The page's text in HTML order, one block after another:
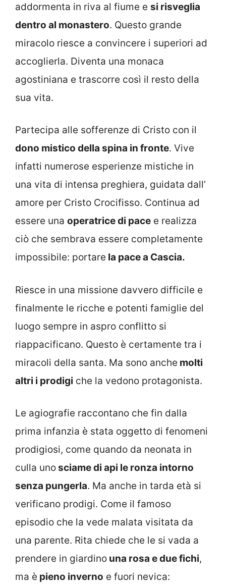
addormenta in riva al fiume e si risveglia
dentro al monastero. Questo grande
miracolo riesce a convincere i superiori ad
accoglierla. Diventa una monaca
agostiniana e trascorre così il resto della
sua vita.
Partecipa alle sofferenze di Cristo con il
dono mistico della spina in fronte. Vive
infatti numerose esperienze mistiche in
una vita di intensa preghiera, guidata dall’
amore per Cristo Crocifisso. Continua ad
essere una operatrice di pace e realizza
ciò che sembrava essere completamente
impossibile: portare la pace a Cascia.
Riesce in una missione davvero difficile e
finalmente le ricche e potenti famiglie del
luogo sempre in aspro conflitto si
riappacificano. Questo è certamente tra i
miracoli della santa. Ma sono anche molti
altri i prodigi che la vedono protagonista.
Le agiografie raccontano che fin dalla
prima infanzia è stata oggetto di fenomeni
prodigiosi, come quando da neonata in
culla unosciame di api le ronza intorno
senza pungerla. Ma anche in tarda età si
verificano prodigi. Come il famoso
episodio che la vede malata visitata da
una parente. Rita chiede che le si vada a
prendere in giardino una rosa e due fichi,
ma è pieno inverno e fuori nevica: